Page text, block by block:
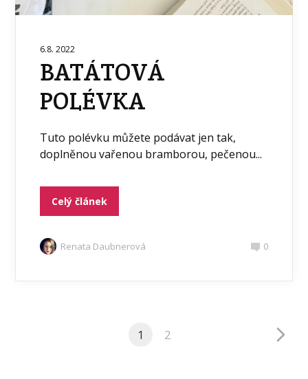
6.8. 2022
BATÁTOVÁ
POLÉVKA
Tuto polévku můžete podávat jen tak,
doplněnou vařenou bramborou, pečenou...
Celý článek
Renata Daubnerová 0
1 2